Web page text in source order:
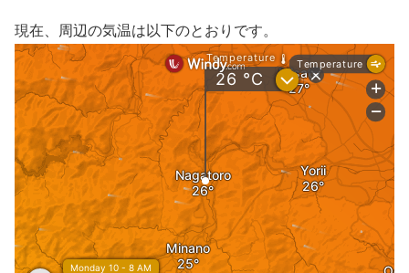
現在、周辺の気温は以下のとおりです。